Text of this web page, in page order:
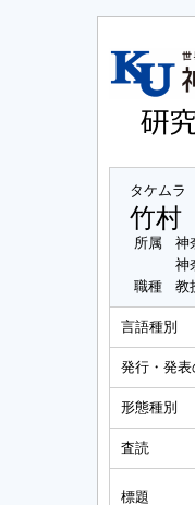
タケムラ
竹
所属
神
神
職種
教
言語種別
発行・発表
形態種別
査読
標題